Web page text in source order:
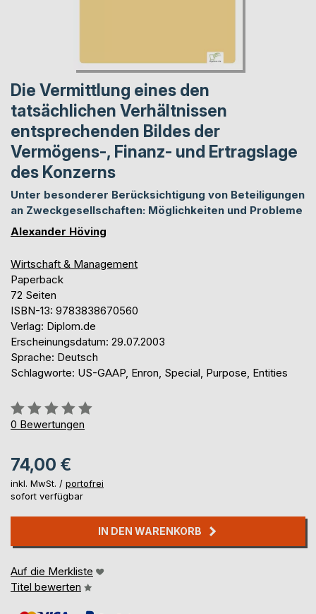
Die Vermittlung eines den
tatsächlichen Verhältnissen
entsprechenden Bildes der
Vermögens-, Finanz- und Ertragslage
des Konzerns
Unter besonderer Berücksichtigung von Beteiligungen
an Zweckgesellschaften: Möglichkeiten und Probleme
Alexander Höving
Wirtschaft & Management
Paperback
72 Seiten
ISBN-13: 9783838670560
Verlag: Diplom.de
Erscheinungsdatum: 29.07.2003
Sprache: Deutsch
Schlagworte: US-GAAP, Enron, Special, Purpose, Entities
Bewertung::
0%
0 Bewertungen
74,00 €
inkl. MwSt. / portofrei
sofort verfügbar
IN DEN WARENKORB
Auf die Merkliste
Titel bewerten